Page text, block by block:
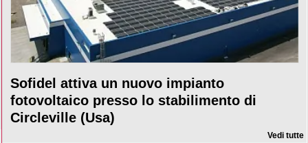
Sofidel attiva un nuovo impianto
fotovoltaico presso lo stabilimento di
Circleville (Usa)
Vedi tutte